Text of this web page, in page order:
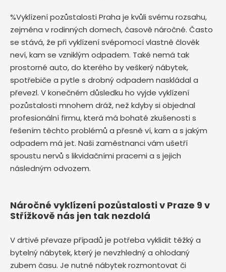
%Vyklízení pozůstalosti Praha je kvůli svému rozsahu,
zejména v rodinných domech, časově náročné. Často
se stává, že při vyklízení svépomocí vlastně člověk
neví, kam se vzniklým odpadem. Také nemá tak
prostorné auto, do kterého by veškerý nábytek,
spotřebiče a pytle s drobný odpadem naskládal a
převezl. V konečném důsledku ho vyjde vyklízení
pozůstalosti mnohem dráž, než kdyby si objednal
profesionální firmu, která má bohaté zkušenosti s
řešením těchto problémů a přesně ví, kam a s jakým
odpadem má jet. Naši zaměstnanci vám ušetří
spoustu nervů s likvidačními pracemi a s jejich
následným odvozem.
Náročné vyklízení pozůstalosti v Praze 9 v
Střížkově nás jen tak nezdolá
V drtivé převaze případů je potřeba vyklidit těžký a
bytelný nábytek, který je nevzhledný a ohlodaný
zubem času. Je nutné nábytek rozmontovat či